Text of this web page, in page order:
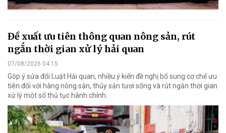
Đề xuất ưu tiên thông quan nông sản, rút
ngắn thời gian xử lý hải quan
07/08/2026 04:15
Góp ý sửa đổi Luật Hải quan, nhiều ý kiến đề nghị bổ sung cơ chế ưu
tiên đối với hàng nông sản, thủy sản tươi sống và rút ngắn thời gian
xử lý một số thủ tục hành chính.